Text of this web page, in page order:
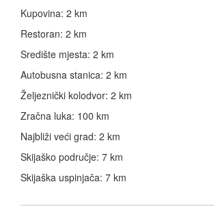
Kupovina: 2 km
Restoran: 2 km
Središte mjesta: 2 km
Autobusna stanica: 2 km
Željeznički kolodvor: 2 km
Zračna luka: 100 km
Najbliži veći grad: 2 km
Skijaško područje: 7 km
Skijaška uspinjača: 7 km